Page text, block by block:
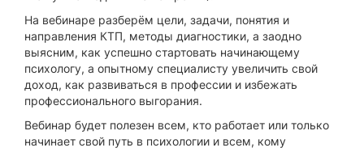
На вебинаре разберём цели, задачи, понятия и
направления КТП, методы диагностики, а заодно
выясним, как успешно стартовать начинающему
психологу, а опытному специалисту увеличить свой
доход, как развиваться в профессии и избежать
профессионального выгорания.
Вебинар будет полезен всем, кто работает или только
начинает свой путь в психологии и всем, кому